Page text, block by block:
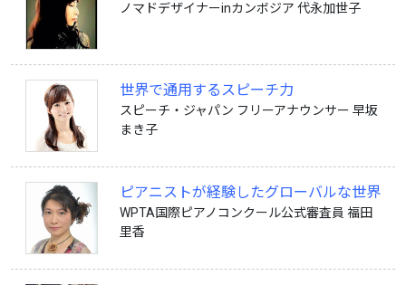
ノマドデザイナーinカンボジア 代永加世子
世界で通用するスピーチ力
スピーチ・ジャパン フリーアナウンサー 早坂
まき子
ピアニストが経験したグローバルな世界
WPTA国際ピアノコンクール公式審査員 福田
里香